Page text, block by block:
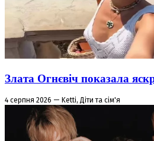
Злата Огнєвіч показала
4 серпня 2026 — Ketti, Діти та сім'я